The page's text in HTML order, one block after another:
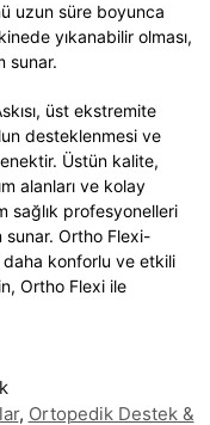
uzun süre boyunca
yıkanabilir olması,
sunar.
üst ekstremite
desteklenmesi ve
Üstün kalite,
alanları ve kolay
sağlık profesyonelleri
Ortho Flexi-
daha konforlu ve etkili
Ortho Flexi ile
, Ortopedik Destek &